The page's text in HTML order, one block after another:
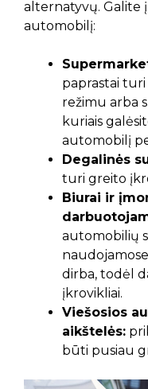
alternatyvų. Galite
automobilį:
paprastai
režimu arba
kuriais
automobilį
Degalinės
turi greito
Biurai ir
automobilių
dirba, todėl
įkrovikliai.
Viešosios
aikštelės:
būti pusiau